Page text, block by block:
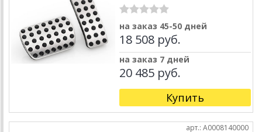
на заказ 45-50 дней
18 508 руб.
на заказ 7 дней
20 485 руб.
Купить
арт.: A0008140000